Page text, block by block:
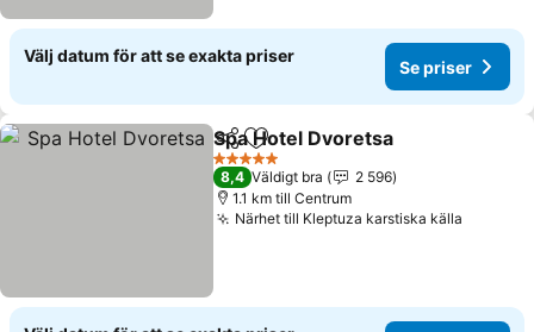
Välj datum för att se exakta priser
Se priser
Dela Lägg till i Mina Favoriter
Spa Hotel Dvoretsa
5 Stjärnor
8,4 Väldigt bra
2 596
1.1 km till Centrum
Närhet till Kleptuza karstiska källa